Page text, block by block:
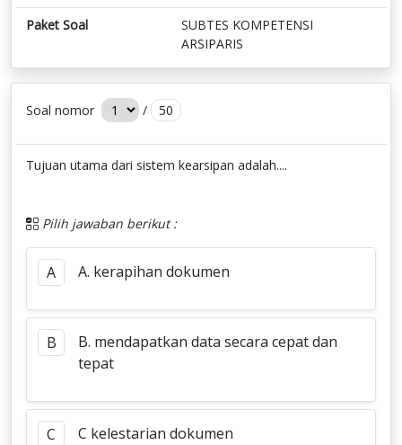
Paket Soal
SUBTES KOMPETENSI
ARSIPARIS
Soal nomor / 50
Tujuan utama dari sistem kearsipan adalah....
Pilih jawaban berikut :
A A. kerapihan dokumen
B
B. mendapatkan data secara cepat dan
tepat
C C kelestarian dokumen